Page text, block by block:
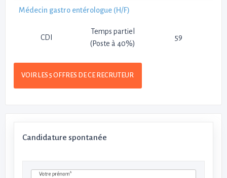
Médecin gastro entérologue (H/F)
CDI
Temps partiel
(Poste à 40%)
59
VOIR LES 5 OFFRES DE CE RECRUTEUR
Candidature spontanée
Votre prénom*